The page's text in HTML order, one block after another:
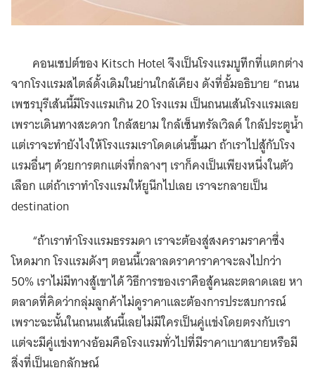
คอนเซปต์ของ Kitsch Hotel จึงเป็นโรงแรมบูทีกที่แตกต่าง
จากโรงแรมสไตล์ดั้งเดิมในย่านใกล้เคียง ดังที่อั้มอธิบาย “ถนน
เพชรบุรีเส้นนี้มีโรงแรมเกิน 20 โรงแรม เป็นถนนเส้นโรงแรมเลย
เพราะเดินทางสะดวก ใกล้สยาม ใกล้เซ็นทรัลเวิลด์ ใกล้ประตูน้ำ
แต่เราจะทำยังไงให้โรงแรมเราโดดเด่นขึ้นมา ถ้าเราไปสู้กับโรง
แรมอื่นๆ ด้วยการตกแต่งที่กลางๆ เราก็คงเป็นเพียงหนึ่งในตัว
เลือก แต่ถ้าเราทำโรงแรมให้ยูนีกไปเลย เราจะกลายเป็น
destination
“ถ้าเราทำโรงแรมธรรมดา เราจะต้องสู่สงครามราคาซึ่ง
โหดมาก โรงแรมดังๆ ตอนนี้เวลาลดราคาราคาจะลงไปกว่า
50% เราไม่มีทางสู้เขาได้ วิธีการของเราคือสู้คนละตลาดเลย หา
ตลาดที่คิดว่ากลุ่มลูกค้าไม่ดูราคาและต้องการประสบการณ์
เพราะฉะนั้นในถนนเส้นนี้เลยไม่มีใครเป็นคู่แข่งโดยตรงกับเรา
แต่จะมีคู่แข่งทางอ้อมคือโรงแรมทั่วไปที่มีราคาเบาสบายหรือมี
สิ่งที่เป็นเอกลักษณ์